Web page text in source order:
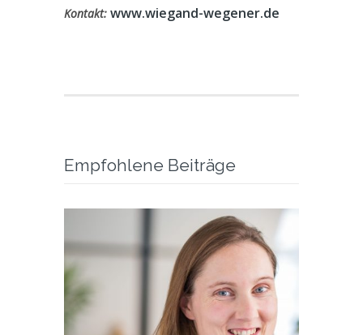
Kontakt: www.wiegand-wegener.de
Empfohlene Beiträge